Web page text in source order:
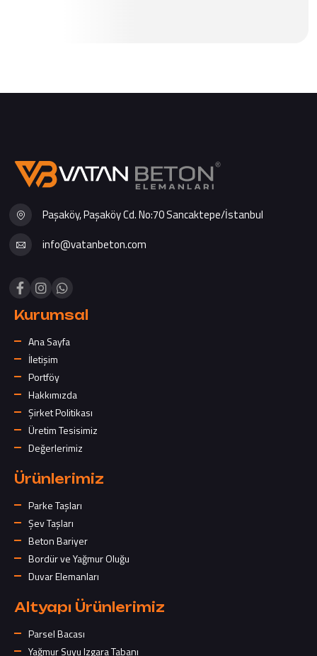
Paşaköy, Paşaköy Cd. No:70 Sancaktepe/İstanbul
info@vatanbeton.com
Kurumsal
Ana Sayfa
İletişim
Portföy
Hakkımızda
Şirket Politikası
Üretim Tesisimiz
Değerlerimiz
Ürünlerimiz
Parke Taşları
Şev Taşları
Beton Bariyer
Bordür ve Yağmur Oluğu
Duvar Elemanları
Altyapı Ürünlerimiz
Parsel Bacası
Yağmur Suyu Izgara Tabanı